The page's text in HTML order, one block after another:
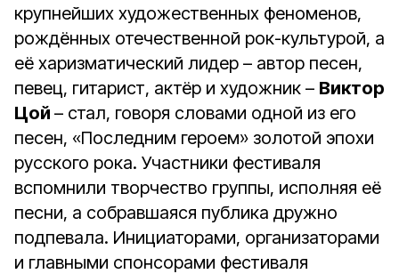
крупнейших художественных феноменов,
рождённых отечественной рок-культурой, а
её харизматический лидер – автор песен,
певец, гитарист, актёр и художник – Виктор
Цой – стал, говоря словами одной из его
песен, «Последним героем» золотой эпохи
русского рока. Участники фестиваля
вспомнили творчество группы, исполняя её
песни, а собравшаяся публика дружно
подпевала. Инициаторами, организаторами
и главными спонсорами фестиваля